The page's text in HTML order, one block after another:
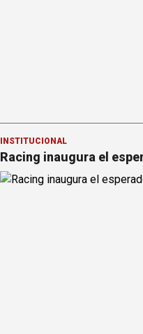
INSTITUCIONAL
Racing inaugura el